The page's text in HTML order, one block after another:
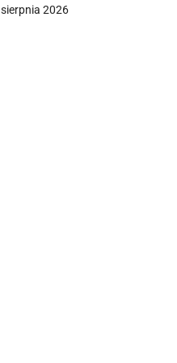
2026